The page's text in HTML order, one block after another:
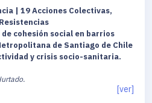
| 19 Acciones Colectivas,
cohesión social en barrios
de Santiago de Chile
y crisis socio-sanitaria.
[ver]